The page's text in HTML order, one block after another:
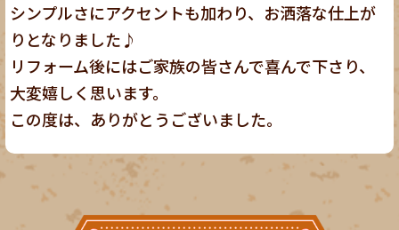
シンプルさにアクセントも加わり、お洒落な仕上が
りとなりました♪
リフォーム後にはご家族の皆さんで喜んで下さり、
大変嬉しく思います。
この度は、ありがとうございました。